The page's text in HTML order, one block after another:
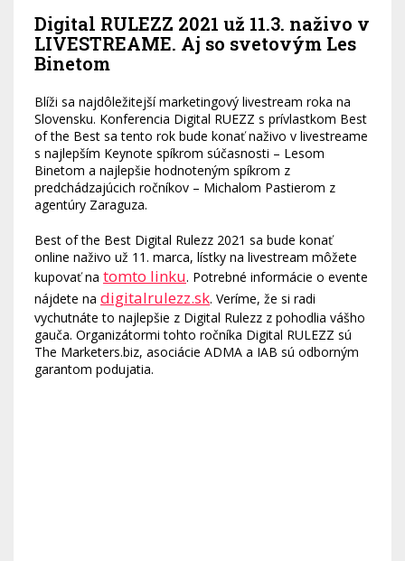
Digital RULEZZ 2021 už 11.3. naživo v
LIVESTREAME. Aj so svetovým Les
Binetom
Blíži sa najdôležitejší marketingový livestream roka na
Slovensku. Konferencia Digital RUEZZ s prívlastkom Best
of the Best sa tento rok bude konať naživo v livestreame
s najlepším Keynote spíkrom súčasnosti – Lesom
Binetom a najlepšie hodnoteným spíkrom z
predchádzajúcich ročníkov – Michalom Pastierom z
agentúry Zaraguza.
Best of the Best Digital Rulezz 2021 sa bude konať
online naživo už 11. marca, lístky na livestream môžete
kupovať na tomto linku. Potrebné informácie o evente
nájdete na digitalrulezz.sk. Veríme, že si radi
vychutnáte to najlepšie z Digital Rulezz z pohodlia vášho
gauča. Organizátormi tohto ročníka Digital RULEZZ sú
The Marketers.biz, asociácie ADMA a IAB sú odborným
garantom podujatia.